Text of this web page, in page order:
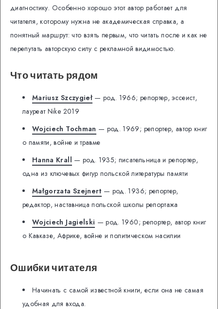
диагностику. Особенно хорошо этот автор работает для
читателя, которому нужна не академическая справка, а
понятный маршрут: что взять первым, что читать после и как не
перепутать авторскую силу с рекламной видимостью.
Что читать рядом
Mariusz Szczygieł— род. 1966; репортер, эссеист,
лауреат Nike 2019
Wojciech Tochman — род. 1969; репортер, автор книг
о памяти, войне и травме
Hanna Krall — род. 1935; писательница и репортер,
одна из ключевых фигур польской литературы памяти
Małgorzata Szejnert — род. 1936; репортер,
редактор, наставница польской школы репортажа
Wojciech Jagielski — род. 1960; репортер, автор книг
о Кавказе, Африке, войне и политическом насилии
Ошибки читателя
Начинать с самой известной книги, если она не самая
удобная для входа.